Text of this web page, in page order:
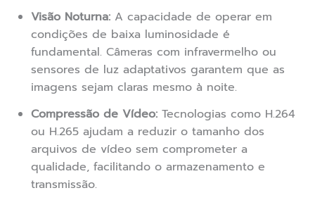
Visão Noturna: A capacidade de operar em
condições de baixa luminosidade é
fundamental. Câmeras com infravermelho ou
sensores de luz adaptativos garantem que as
imagens sejam claras mesmo à noite.
Compressão de Vídeo: Tecnologias como H.264
ou H.265 ajudam a reduzir o tamanho dos
arquivos de vídeo sem comprometer a
qualidade, facilitando o armazenamento e
transmissão.